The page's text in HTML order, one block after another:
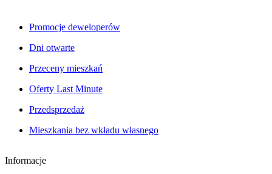
Promocje deweloperów
Dni otwarte
Przeceny mieszkań
Oferty Last Minute
Przedsprzedaż
Mieszkania bez wkładu własnego
Informacje